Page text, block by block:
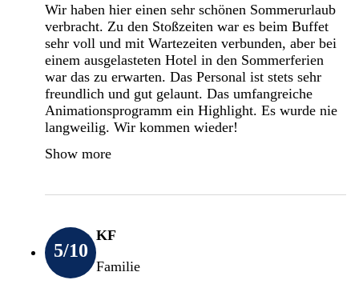
Wir haben hier einen sehr schönen Sommerurlaub
verbracht. Zu den Stoßzeiten war es beim Buffet
sehr voll und mit Wartezeiten verbunden, aber bei
einem ausgelasteten Hotel in den Sommerferien
war das zu erwarten. Das Personal ist stets sehr
freundlich und gut gelaunt. Das umfangreiche
Animationsprogramm ein Highlight. Es wurde nie
langweilig. Wir kommen wieder!
Show more
5/10
KF
Familie